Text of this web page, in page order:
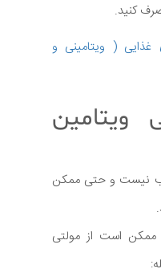
کنید.
( ویتامینی و
ویتامین
نیست و حتی ممکن
است از مولتی